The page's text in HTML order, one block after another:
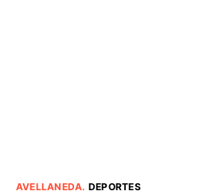
AVELLANEDA. DEPORTES